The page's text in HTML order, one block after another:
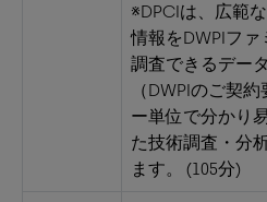
※DPCIは、広範
情報をDWPIフ
調査できるデー
（DWPIのご契
ー単位で分かり
た技術調査・分
ます。 (105分)